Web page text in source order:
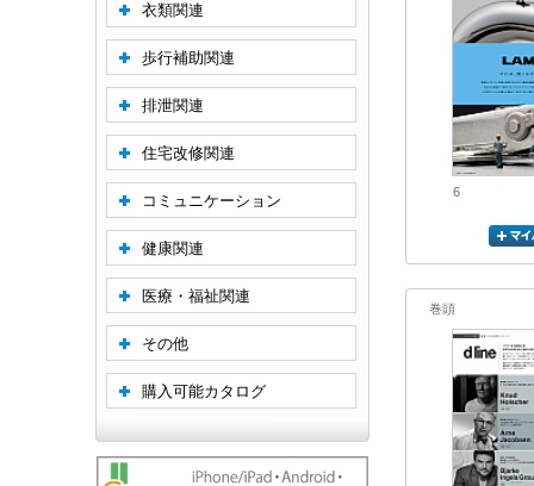
6
巻頭
衣類関連
歩行補助関連
排泄関連
住宅改修関連
コミュニケーション
健康関連
医療・福祉関連
その他
購入可能カタログ